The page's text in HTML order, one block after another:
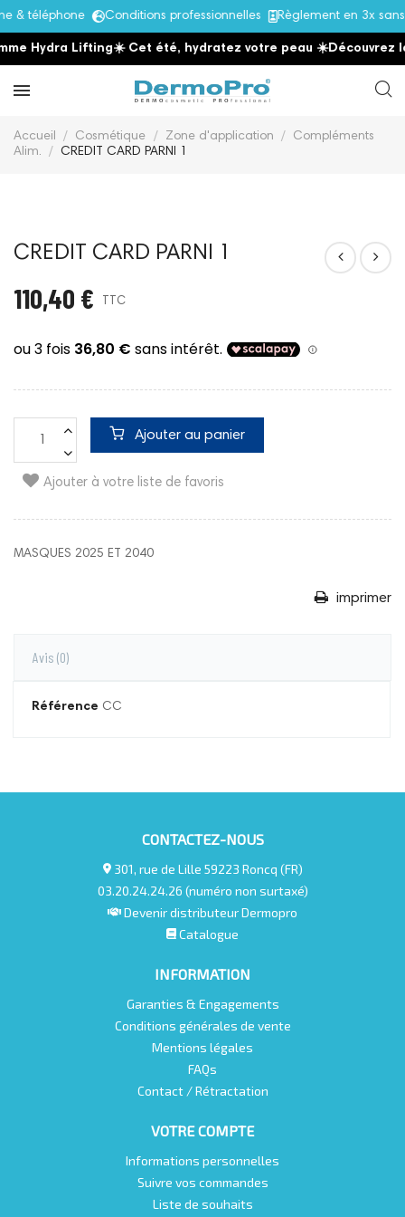
& téléphone Conditions professionnelles Règlement en 3x
Hydra Lifting☀️ Cet été, hydratez votre peau ☀️Découvrez
Accueil Cosmétique Zone d'application
Compléments
Alim.
CREDIT CARD PARNI 1
CREDIT CARD PARNI 1
110,40 € TTC
Ajouter au panier
Ajouter à votre liste de favoris
MASQUES 2025 ET 2040
imprimer
Avis (0)
Référence CC
CONTACTEZ-NOUS
301, rue de Lille 59223 Roncq (FR)
03.20.24.24.26 (numéro non surtaxé)
Devenir distributeur Dermopro
Catalogue
INFORMATION
Garanties & Engagements
Conditions générales de vente
Mentions légales
FAQs
Contact / Rétractation
VOTRE COMPTE
Informations personnelles
Suivre vos commandes
Liste de souhaits